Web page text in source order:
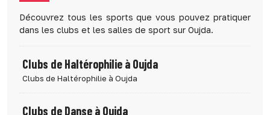
Découvrez tous les sports que vous pouvez pratiquer
dans les clubs et les salles de sport sur Oujda.
Clubs de Haltérophilie à Oujda
Clubs de Haltérophilie à Oujda
Clubs de Danse à Oujda